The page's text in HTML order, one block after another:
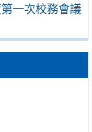
一次校務會議